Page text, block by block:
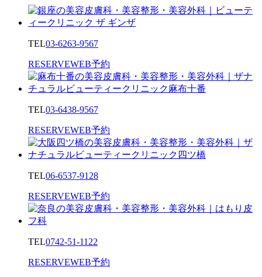
TEL03-6263-9567
RESERVEWEB予約
TEL03-6438-9567
RESERVEWEB予約
TEL06-6537-9128
RESERVEWEB予約
TEL0742-51-1122
RESERVEWEB予約